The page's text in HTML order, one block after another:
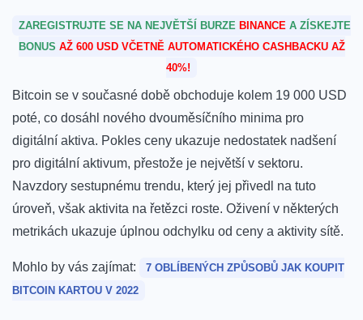
ZAREGISTRUJTE SE NA NEJVĚTŠÍ BURZE BINANCE A ZÍSKEJTE
BONUS AŽ 600 USD VČETNĚ AUTOMATICKÉHO CASHBACKU AŽ
40%!
Bitcoin se v současné době obchoduje kolem 19 000 USD
poté, co dosáhl nového dvouměsíčního minima pro
digitální aktiva. Pokles ceny ukazuje nedostatek nadšení
pro digitální aktivum, přestože je největší v sektoru.
Navzdory sestupnému trendu, který jej přivedl na tuto
úroveň, však aktivita na řetězci roste. Oživení v některých
metrikách ukazuje úplnou odchylku od ceny a aktivity sítě.
Mohlo by vás zajímat:
7 OBLÍBENÝCH ZPŮSOBŮ JAK KOUPIT
BITCOIN KARTOU V 2022